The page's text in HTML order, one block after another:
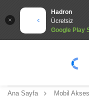
Hadron
Ücretsiz
Google Play
Ana Sayfa Mobil